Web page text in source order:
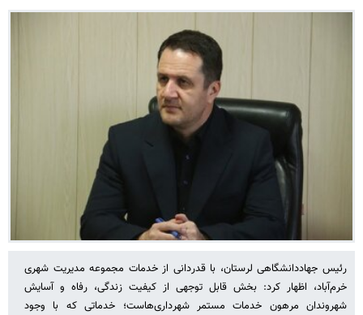
رئیس جهاددانشگاهی لرستان، با قدردانی از خدمات مجموعه مدیریت شهری
خرم‌آباد، اظهار کرد: بخش قابل توجهی از کیفیت زندگی، رفاه و آسایش
شهروندان مرهون خدمات مستمر شهرداری‌هاست؛ خدماتی که با وجود